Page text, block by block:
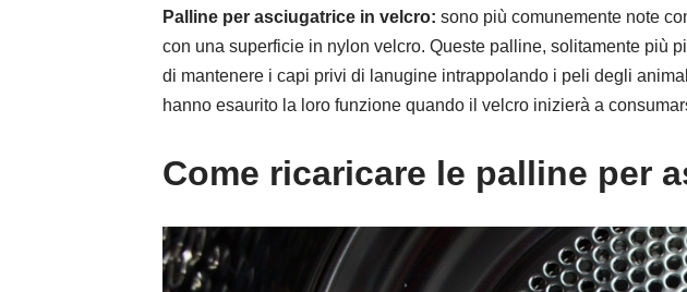
Palline per asciugatrice in velcro:sono più comunemente note
con una superficie in nylon velcro. Queste palline, solitamente più
di mantenere i capi privi di lanugine intrappolando i peli degli
hanno esaurito la loro funzione quando il velcro inizierà a
Come ricaricare le palline per